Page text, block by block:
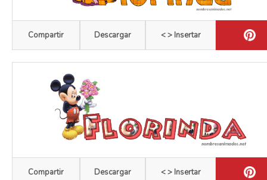
Compartir Descargar < > Insertar
Compartir Descargar < > Insertar